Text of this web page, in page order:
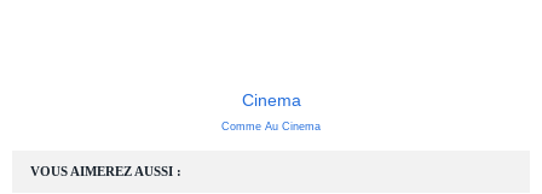
VOUS AIMEREZ AUSSI :
Cinema
Comme Au Cinema